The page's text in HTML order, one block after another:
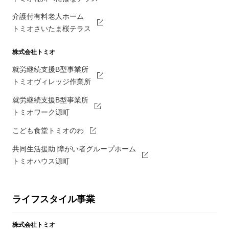
介護付有料老人ホーム
トミオさいたま桜テラス
株式会社トミオ
就労継続支援B型事業所
トミオヴィレッジ作業所
就労継続支援B型事業所
トミオワーク源町
こども食堂トミオのわ
共同生活援助 障がい者グループホーム
トミオハウス源町
ライフスタイル事業
株式会社トミオ